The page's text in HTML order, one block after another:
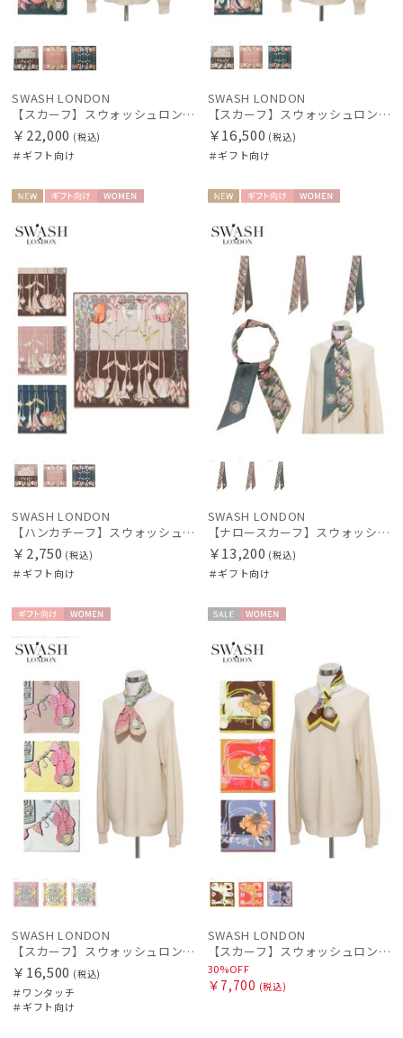
絞り込み
レディース メンズ キッズ
傘機能
マフラー・ストール・スカーフ
帽子
その他
カラー
価格・割引率
お気に入り
SWASH LONDON
【スカーフ】スウォッシュロンドン (SWASH LONDON) Garden Act 88×88 シルク 日本製
￥22,000 (税込)
＃ギフト向け
SWASH LONDON
【スカーフ】スウォッシュロンドン (SWASH LONDON) Garden Act 68×68 シルク 日本製
￥16,500 (税込)
＃ギフト向け
向け
SWASH LONDON
【ハンカチーフ】スウォッシュロンドン (SWASH LONDON) Garden Act 52×52 日本製
￥2,750 (税込)
＃ギフト向け
向け
SWASH LONDON
【ナロースカーフ】スウォッシュロンドン (SWASH LONDON) FLOWER 8×130 日本製
￥13,200 (税込)
＃ギフト向け
向け
N
SWASH LONDON
【スカーフ】スウォッシュロンドン (SWASH LONDON) Ferris Flight 68*68 シルク 日本製
￥16,500 (税込)
＃ワンタッチ
＃ギフト向け
ル
N
SWASH LONDON
【スカーフ】スウォッシュロンドン (SWASH LONDON) Candytuft 67*67 コットン
30%OFF
￥7,700 (税込)